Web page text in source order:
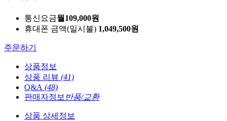
통신요금월 109,000원
휴대폰 금액(일시불) 1,049,500원
주문하기
상품정보
상품 리뷰 (41)
Q&A (48)
판매자정보 반품/교환
상품 상세정보